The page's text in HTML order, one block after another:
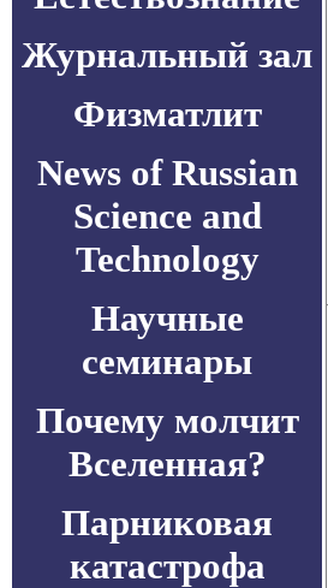
Журнальный зал
Физматлит
News of Russian
Science and
Technology
Научные
семинары
Почему молчит
Вселенная?
Парниковая
катастрофа